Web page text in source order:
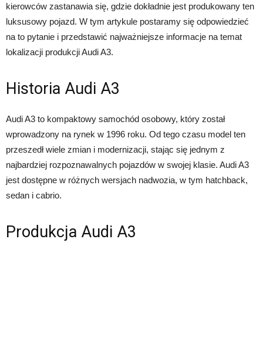
kierowców zastanawia się, gdzie dokładnie jest produkowany ten
luksusowy pojazd. W tym artykule postaramy się odpowiedzieć
na to pytanie i przedstawić najważniejsze informacje na temat
lokalizacji produkcji Audi A3.
Historia Audi A3
Audi A3 to kompaktowy samochód osobowy, który został
wprowadzony na rynek w 1996 roku. Od tego czasu model ten
przeszedł wiele zmian i modernizacji, stając się jednym z
najbardziej rozpoznawalnych pojazdów w swojej klasie. Audi A3
jest dostępne w różnych wersjach nadwozia, w tym hatchback,
sedan i cabrio.
Produkcja Audi A3